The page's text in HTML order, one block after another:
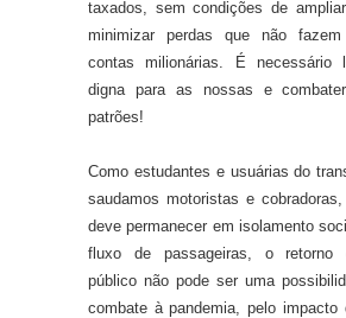
taxados, sem condições de
minimizar perdas que não
contas milionárias. É necessário
digna para as nossas e
patrões!
Como estudantes e usuárias do
saudamos motoristas e
deve permanecer em isolamento
fluxo de passageiras, o retorno
público não pode ser uma
combate à pandemia, pelo impacto